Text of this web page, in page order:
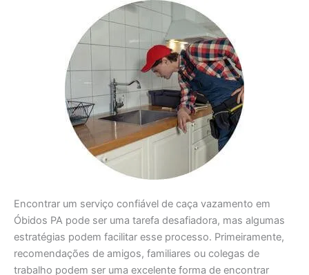
Encontrar um serviço confiável de caça vazamento em
Óbidos PA pode ser uma tarefa desafiadora, mas algumas
estratégias podem facilitar esse processo. Primeiramente,
recomendações de amigos, familiares ou colegas de
trabalho podem ser uma excelente forma de encontrar